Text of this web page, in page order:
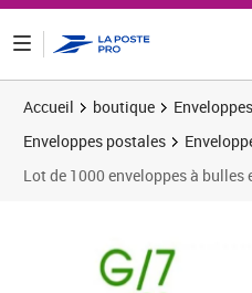
Accueil boutique
Enveloppes postales
Lot de 1000 enveloppes à